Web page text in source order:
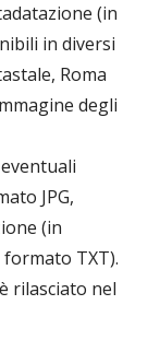
(in
in diversi
Roma
degli
JPG,
(in
TXT).
rilasciato nel